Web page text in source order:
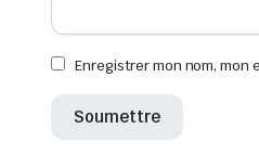
Enregistrer mon nom, mon